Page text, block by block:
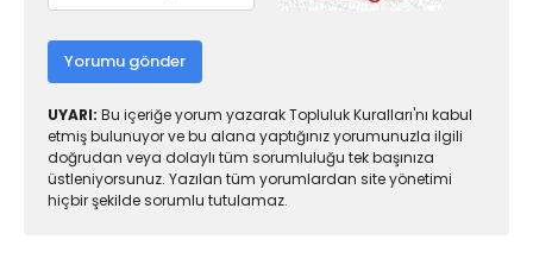
Yorumu gönder
UYARI: Bu içeriğe yorum yazarak Topluluk Kuralları'nı kabul
etmiş bulunuyor ve bu alana yaptığınız yorumunuzla ilgili
doğrudan veya dolaylı tüm sorumluluğu tek başınıza
üstleniyorsunuz. Yazılan tüm yorumlardan site yönetimi
hiçbir şekilde sorumlu tutulamaz.